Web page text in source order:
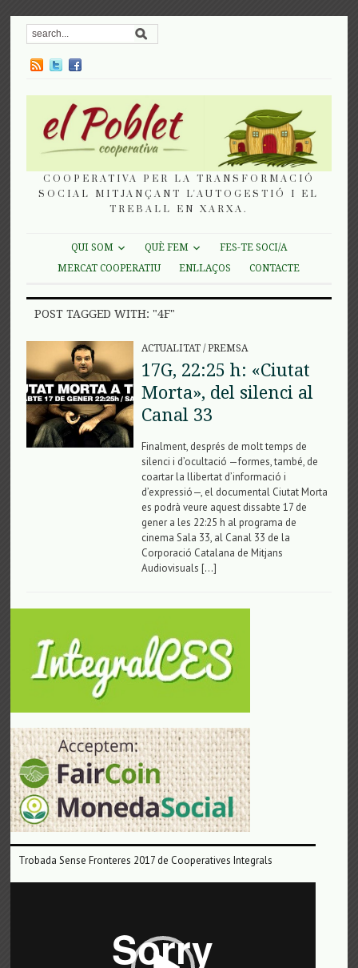
COOPERATIVA PER LA TRANSFORMACIÓ
SOCIAL MITJANÇANT L'AUTOGESTIÓ I EL
TREBALL EN XARXA.
QUI SOM QUÈ FEM
FES-TE SOCI/A
MERCAT COOPERATIU
ENLLAÇOS CONTACTE
POST TAGGED WITH: "4F"
ACTUALITAT/PREMSA
17G, 22:25 h: «Ciutat
Morta», del silenci al
Canal 33
Finalment, després de molt temps de
silenci i d’ocultació —formes, també, de
coartar la llibertat d’informació i
d’expressió—, el documental Ciutat Morta
es podrà veure aquest dissabte 17 de
gener a les 22:25 h al programa de
cinema Sala 33, al Canal 33 de la
Corporació Catalana de Mitjans
Audiovisuals […]
Trobada Sense Fronteres 2017 de Cooperatives Integrals